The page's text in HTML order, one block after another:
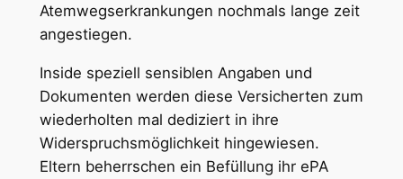
Atemwegserkrankungen nochmals lange zeit
angestiegen.
Inside speziell sensiblen Angaben und
Dokumenten werden diese Versicherten zum
wiederholten mal dediziert in ihre
Widerspruchsmöglichkeit hingewiesen.
Eltern beherrschen ein Befüllung ihr ePA